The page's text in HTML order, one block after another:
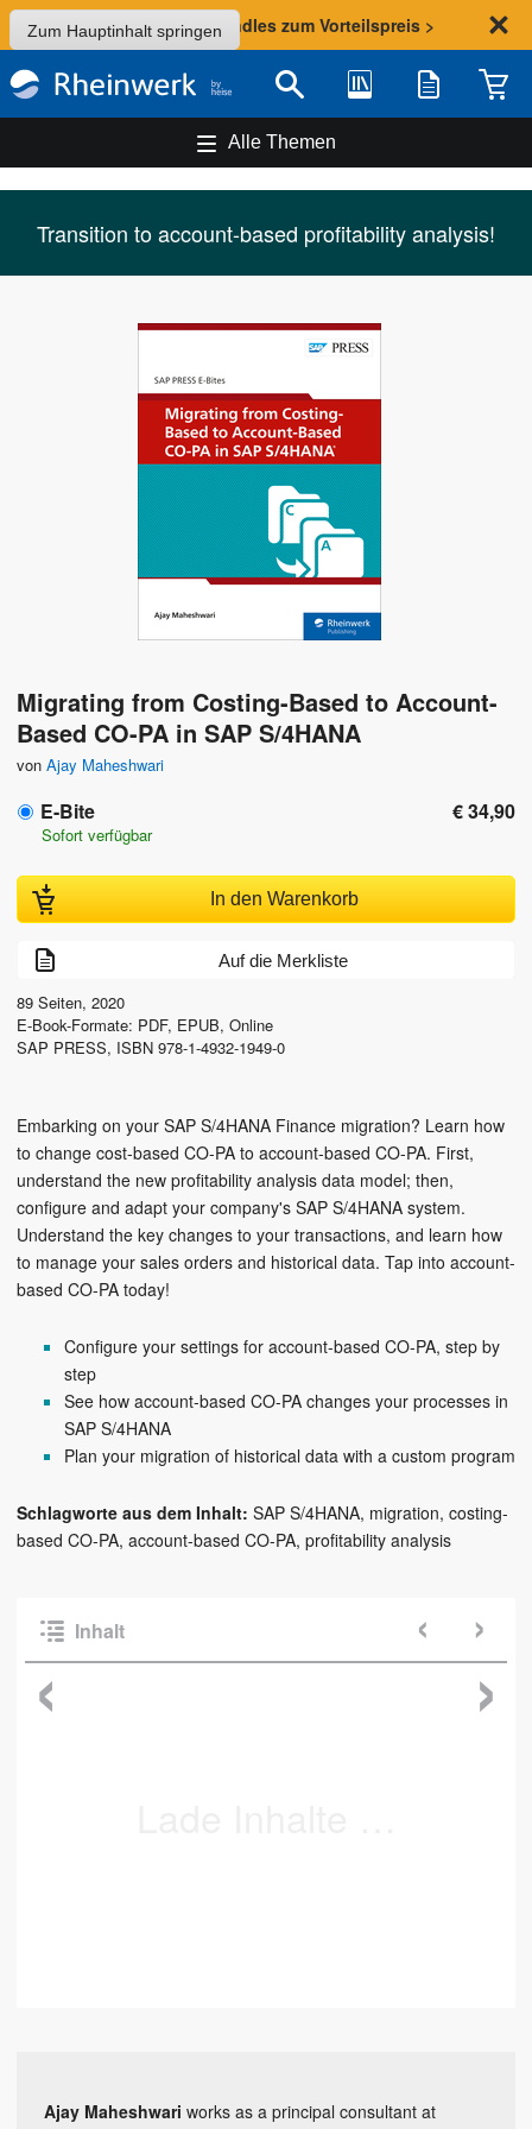
Zum Hauptinhalt springen
Sommer-Aktion: Bundles zum Vorteilspreis >
Suche Bibliothek Merkliste
Alle Themen
Transition to account-based profitability analysis!
Migrating from Costing-Based to Account-
Based CO-PA in SAP S/4HANA
von Ajay Maheshwari
E-Bite € 34,90
Sofort verfügbar
In den Warenkorb
Auf die Merkliste
89 Seiten, 2020
E-Book-Formate: PDF, EPUB, Online
SAP PRESS, ISBN 978-1-4932-1949-0
Embarking on your SAP S/4HANA Finance migration? Learn how
to change cost-based CO-PA to account-based CO-PA. First,
understand the new profitability analysis data model; then,
configure and adapt your company's SAP S/4HANA system.
Understand the key changes to your transactions, and learn how
to manage your sales orders and historical data. Tap into account-
based CO-PA today!
Configure your settings for account-based CO-PA, step by
step
See how account-based CO-PA changes your processes in
SAP S/4HANA
Plan your migration of historical data with a custom program
Schlagworte aus dem Inhalt: SAP S/4HANA migration costing-
based CO-PA account-based CO-PA profitability analysis
Inhalt ‹ ›
‹ ›
Ajay Maheshwari works as a principal consultant at